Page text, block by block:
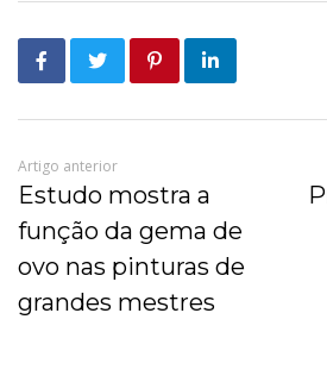
Artigo anterior
Estudo mostra a
função da gema de
ovo nas pinturas de
grandes mestres